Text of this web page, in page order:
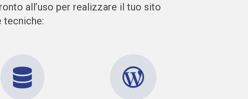
all’uso per realizzare il tuo sito
tecniche:
 